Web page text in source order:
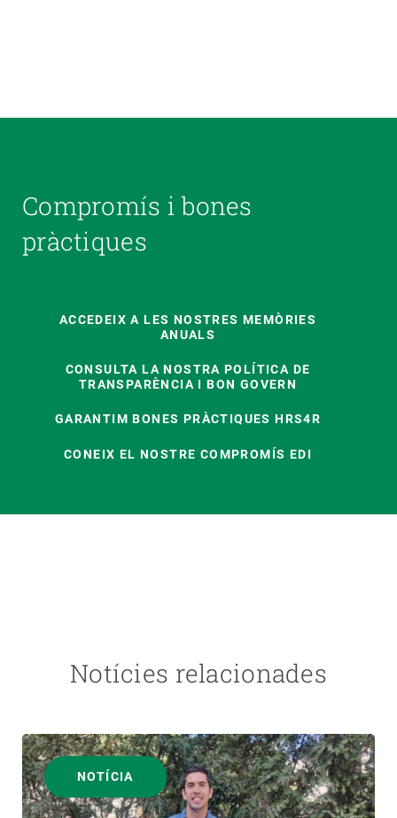
Compromís i bones
pràctiques
ACCEDEIX A LES NOSTRES MEMÒRIES
ANUALS
CONSULTA LA NOSTRA POLÍTICA DE
TRANSPARÈNCIA I BON GOVERN
GARANTIM BONES PRÀCTIQUES HRS4R
CONEIX EL NOSTRE COMPROMÍS EDI
Notícies relacionades
NOTÍCIA